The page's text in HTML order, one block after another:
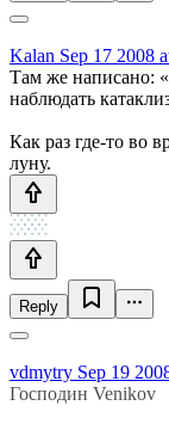
Kalan Sep 17 2008
Там же написано:
наблюдать
Как раз где-то во
луну.
Reply
vdmytry Sep 19
Господин Venikov